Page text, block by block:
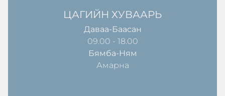
ЦАГИЙН ХУВААРЬ
Даваа-Баасан
09.00 - 18.00
Бямба-Ням
Амарна